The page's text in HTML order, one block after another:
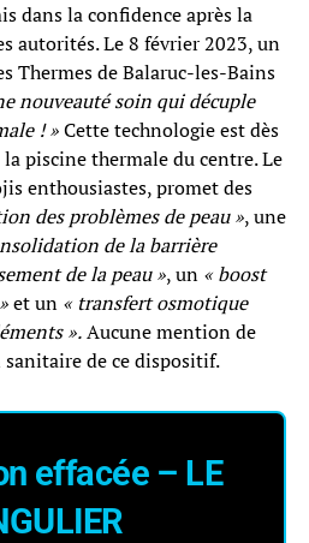
dans la confidence après la
autorités. Le 8 février 2023, un
Thermes de Balaruc-les-Bains
nouveauté soin qui décuple
! »Cette technologie est dès
piscine thermale du centre. Le
enthousiastes, promet des
des problèmes de peau », une
de la barrière
de la peau », un « boost
et un « transfert osmotique
».Aucune mention de
de ce dispositif.
effacée – LE